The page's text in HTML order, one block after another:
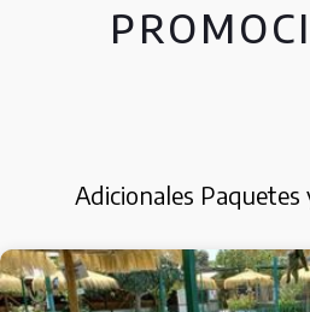
Adicionales